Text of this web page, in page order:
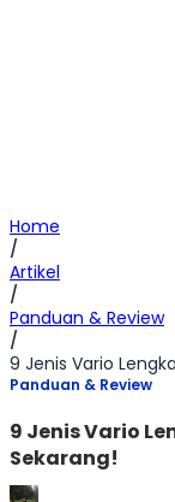
Home
/
Artikel
/
Panduan & Review
/
9 Jenis Vario
Panduan & Review
9 Jenis Vario
Sekarang!